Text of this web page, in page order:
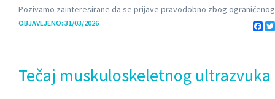
Pozivamo zainteresirane da se prijave pravodobno zbog
OBJAVLJENO: 31/03/2026
Tečaj muskuloskeletnog ultrazvuka